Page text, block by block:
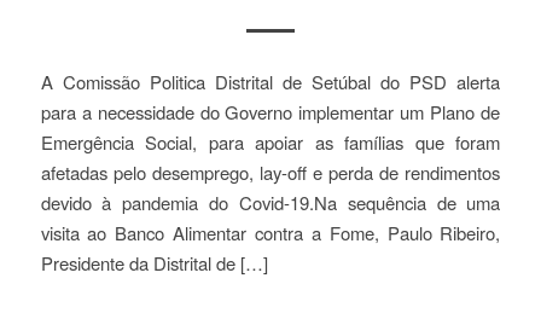
A Comissão Politica Distrital de Setúbal do PSD alerta
para a necessidade do Governo implementar um Plano de
Emergência Social, para apoiar as famílias que foram
afetadas pelo desemprego, lay-off e perda de rendimentos
devido à pandemia do Covid-19.Na sequência de uma
visita ao Banco Alimentar contra a Fome, Paulo Ribeiro,
Presidente da Distrital de […]